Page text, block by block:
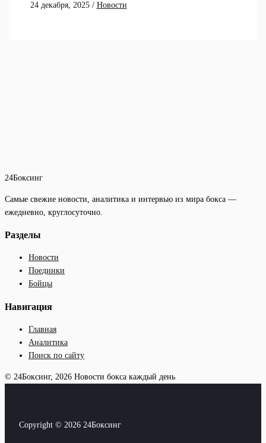
24 декабря, 2025 / Новости
24Боксинг
Самые свежие новости, аналитика и интервью из мира бокса —
ежедневно, круглосуточно.
Разделы
Новости
Поединки
Бойцы
Навигация
Главная
Аналитика
Поиск по сайту
© 24Боксинг, 2026 Новости бокса каждый день
Copyright © 2026 24Боксинг